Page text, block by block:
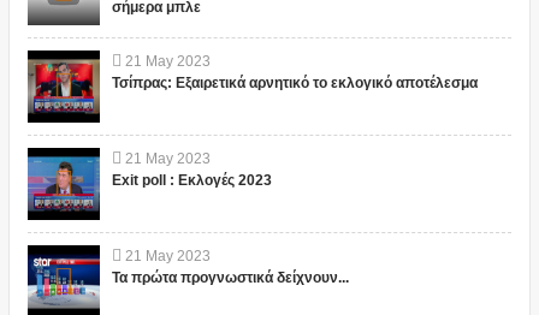
σήμερα μπλε
21 May 2023
Τσίπρας: Εξαιρετικά αρνητικό το εκλογικό αποτέλεσμα
21 May 2023
Exit poll : Εκλογές 2023
21 May 2023
Τα πρώτα προγνωστικά δείχνουν...